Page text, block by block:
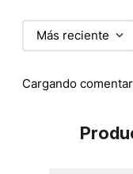
Más reciente
Cargando